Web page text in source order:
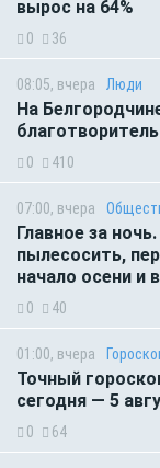
вырос на 64%
0 36
08:05, вчера Люди
На
0 410
07:00, вчера
Главное за
пылесосить,
начало осени и
0 40
01:00, вчера
Точный
сегодня — 5
0 64